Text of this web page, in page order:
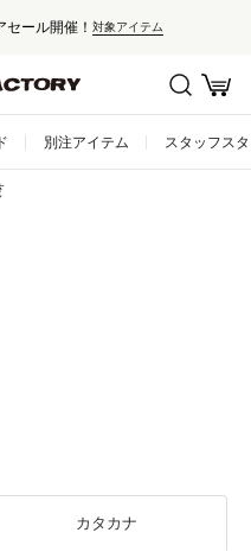
ール開催！ 対象アイテム
別注アイテム スタッフス
カタカナ